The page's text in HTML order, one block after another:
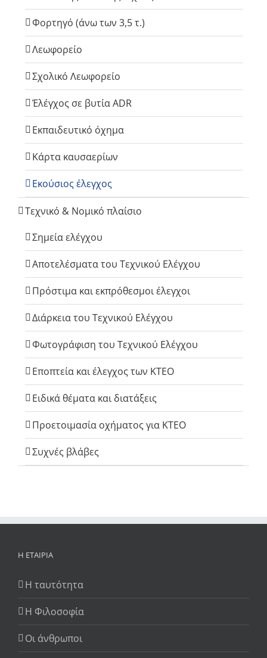
Φορτηγό (άνω των 3,5 τ.)
Λεωφορείο
Σχολικό Λεωφορείο
Έλέγχος σε βυτία ADR
Εκπαιδευτικό όχημα
Κάρτα καυσαερίων
Εκούσιος έλεγχος
Τεχνικό & Νομικό πλαίσιο
Σημεία ελέγχου
Αποτελέσματα του Τεχνικού Ελέγχου
Πρόστιμα και εκπρόθεσμοι έλεγχοι
Διάρκεια του Τεχνικού Ελέγχου
Φωτογράφιση του Τεχνικού Ελέγχου
Εποπτεία και έλεγχος των ΚΤΕΟ
Ειδικά θέματα και διατάξεις
Προετοιμασία οχήματος για ΚΤΕΟ
Συχνές βλάβες
Η ΕΤΑΙΡΊΑ
Η ταυτότητα
Η Φιλοσοφία
Οι άνθρωποι